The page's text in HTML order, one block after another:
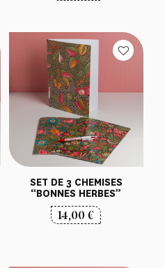
SET DE 3 CHEMISES
“BONNES HERBES”
14,00€